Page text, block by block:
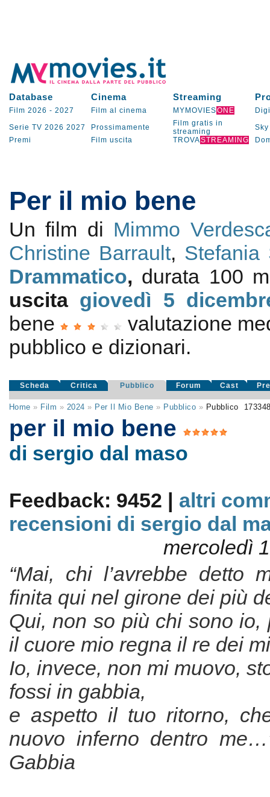
Database Cinema Streaming
Film 2026 - 2027 Film al cinema MYMOVIESONE
Serie TV 2026 2027 Prossimamente
Film gratis in
streaming
Sky
Premi
Film uscita TROVASTREAMING
Per il mio bene
Un film di Mimmo
Christine Barrault, Stefania
Drammatico, durata 100
uscita giovedì 5
bene
valutazione
pubblico e dizionari.
Scheda Critica Pubblico Forum Cast
Home » Film » 2024 » Per Il Mio Bene » Pubblico » Pubblico
per il mio bene
di sergio dal maso
Feedback: 9452 | altri
recensioni di sergio dal
mercoledì
“Mai, chi l’avrebbe detto
finita qui nel girone dei più
Qui, non so più chi sono io,
il cuore mio regna il re dei
Io, invece, non mi muovo,
fossi in gabbia,
e aspetto il tuo ritorno,
nuovo inferno dentro
Gabbia